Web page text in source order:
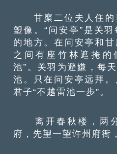
甘糜二位夫人住的
塑像。“问安亭”是关
的地方。在问安亭和
之间有座竹林遮掩的
池”。关羽为避嫌，每
池。只在问安亭远拜
君子“不越雷池一步”。
离开春秋楼，两分
府，先望一望许州府衙